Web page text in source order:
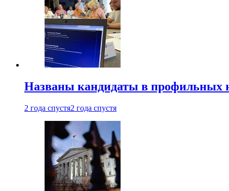
Названы кандидаты в профильных
2 года спустя2 года спустя